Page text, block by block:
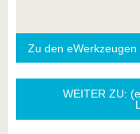
Zu den
WEITER ZU: